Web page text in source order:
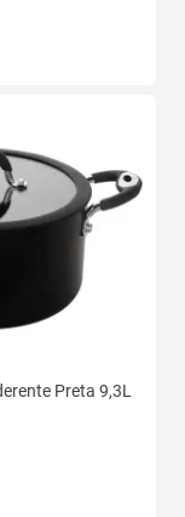
Preta 9,3L